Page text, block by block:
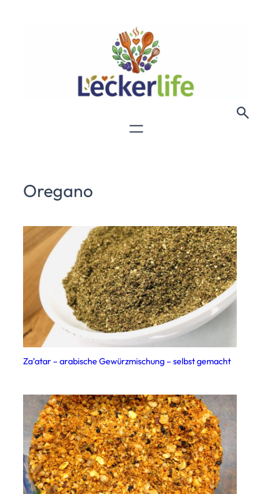
Oregano
Za’atar – arabische Gewürzmischung – selbst gemacht